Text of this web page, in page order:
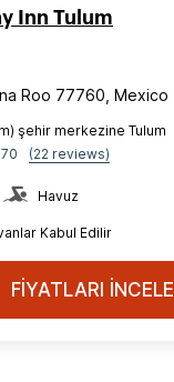
Inn Tulum
Roo 77760, Mexico
şehir merkezine Tulum
(22 reviews)
Havuz
Kabul Edilir
FİYATLARI İNCELE